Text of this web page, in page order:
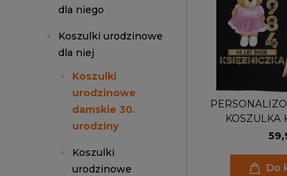
dla niego
Koszulki urodzinowe
dla niej
Koszulki
urodzinowe
damskie 30.
urodziny
Koszulki
urodzinowe
KOSZULKA
PREZENT NA
TORBA
Do